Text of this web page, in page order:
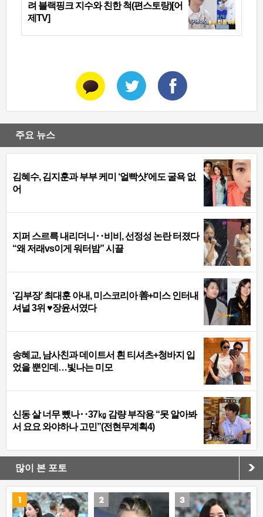
려 블랙핑크 지수와 친한 척(편스토랑)[어
제TV]
주요 뉴스
김혜수, 김지훈과 부부 케미 ‘얼빡샷’에도 굴욕 없
어
지퍼 스르륵 내리더니‥비비, 선정성 논란 터졌다
“왜 저래vs이게 워터밤” 시끌
‘김부장’ 최대훈 아내, 미스코리아 善+미스 인터내
셔널 3위 ♥장윤서였다
송혜교, 남사친과 데이트서 흰 티셔츠+청바지 입
었을 뿐인데…빛나는 미모
신동 살 너무 뺐나‥37㎏ 감량 부작용 “못 알아봐
서 요요 와야하나 고민”(전현무계획4)
많이 본 포토